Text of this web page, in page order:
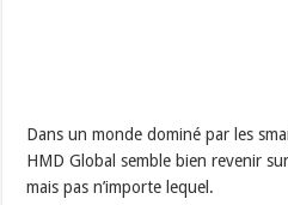
Dans un monde dominé par les
HMD Global semble bien revenir
mais pas n’importe lequel.